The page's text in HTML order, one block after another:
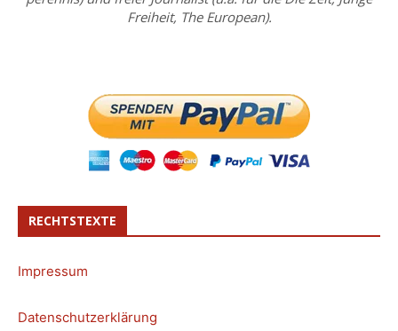
Freiheit, The European).
RECHTSTEXTE
Impressum
Datenschutzerklärung